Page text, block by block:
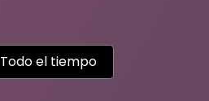
Todo el tiempo